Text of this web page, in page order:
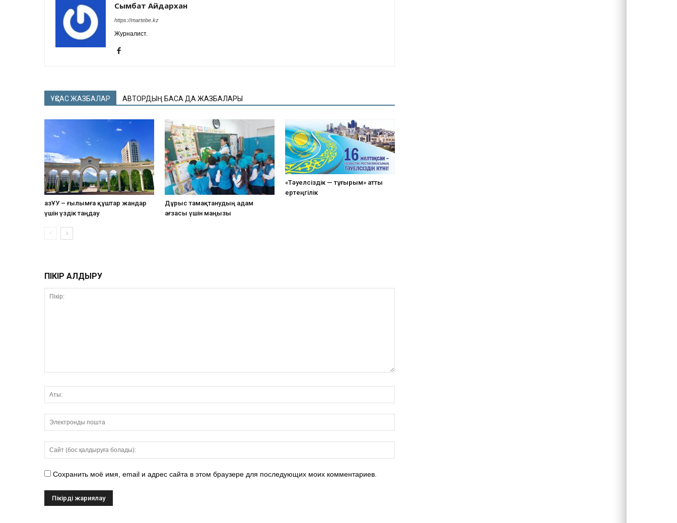
Сымбат Айдархан
https://martebe.kz
Журналист.
ҰҚСАС ЖАЗБАЛАР АВТОРДЫҢ БАСҚА ДА ЖАЗБАЛАРЫ
ҚазҰУ – ғылымға құштар жандар
үшін үздік таңдау
Дұрыс тамақтанудың адам
ағзасы үшін маңызы
«Тәуелсіздік — тұғырым» атты
ертеңгілік
ПІКІР ҚАЛДЫРУ
Сохранить моё имя, email и адрес сайта в этом браузере для последующих моих комментариев.